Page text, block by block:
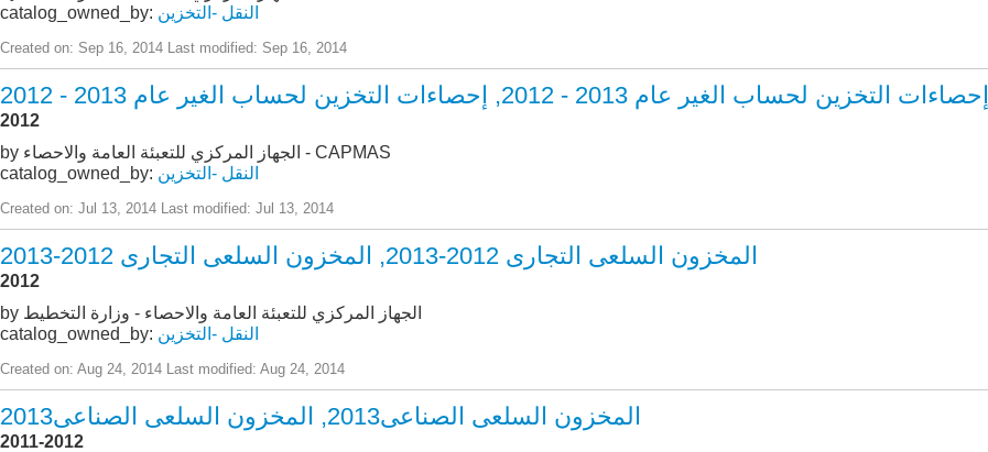
catalog_owned_by: النقل -التخزين
Created on: Sep 16, 2014 Last modified: Sep 16, 2014
إحصاءات التخزين لحساب الغير عام 2013 - 2012, إحصاءات التخزين لحساب الغير عام 2013 - 2012
2012
by الجهاز المركزي للتعبئة العامة والاحصاء - CAPMAS
catalog_owned_by: النقل -التخزين
Created on: Jul 13, 2014 Last modified: Jul 13, 2014
المخزون السلعى التجارى 2012-2013, المخزون السلعى التجارى 2012-2013
2012
by الجهاز المركزي للتعبئة العامة والاحصاء - وزارة التخطيط
catalog_owned_by: النقل -التخزين
Created on: Aug 24, 2014 Last modified: Aug 24, 2014
المخزون السلعى الصناعى2013, المخزون السلعى الصناعى2013
2011-2012